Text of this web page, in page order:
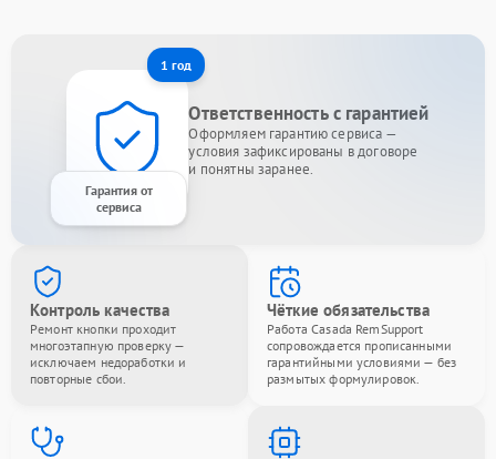
1 год
Гарантия от
сервиса
Ответственность с гарантией
Оформляем гарантию сервиса —
условия зафиксированы в договоре
и понятны заранее.
Контроль качества
Ремонт кнопки проходит
многоэтапную проверку —
исключаем недоработки и
повторные сбои.
Чёткие обязательства
Работа Casada RemSupport
сопровождается прописанными
гарантийными условиями — без
размытых формулировок.